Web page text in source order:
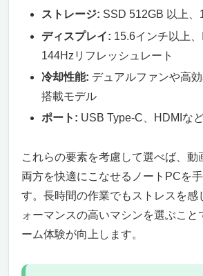
ストレージ: SSD 512GB 以上、
ディスプレイ: 15.6インチ以上、
144Hzリフレッシュレート
冷却性能: デュアルファンや高
搭載モデル
ポート: USB Type-C、HDMIな
これらの要素を考慮して選べば、動
両方を快適にこなせるノートPCを
す。長時間の作業でもストレスを感
ォーマンスの高いマシンを選ぶこと
ーム体験が向上します。